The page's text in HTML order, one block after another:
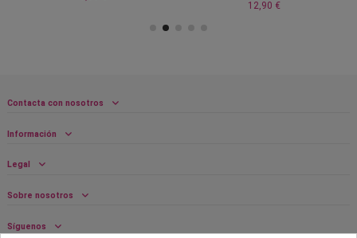
12,90 €
Contacta con nosotros
Información
Legal
Sobre nosotros
Síguenos